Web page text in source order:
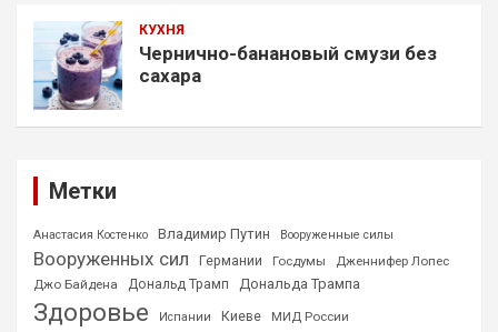
КУХНЯ
Чернично-банановый смузи без
сахара
Метки
Анастасия Костенко Владимир Путин Вооруженные силы
Вооруженных сил Германии Госдумы
Дженнифер Лопес
Джо Байдена
Дональд Трамп Дональда Трампа
Здоровье Испании Киеве МИД России